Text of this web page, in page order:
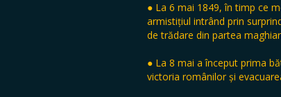
● La 6 mai 1849, în timp ce
armistițiul intrând prin
de trădare din partea
● La 8 mai a început prima
victoria românilor și